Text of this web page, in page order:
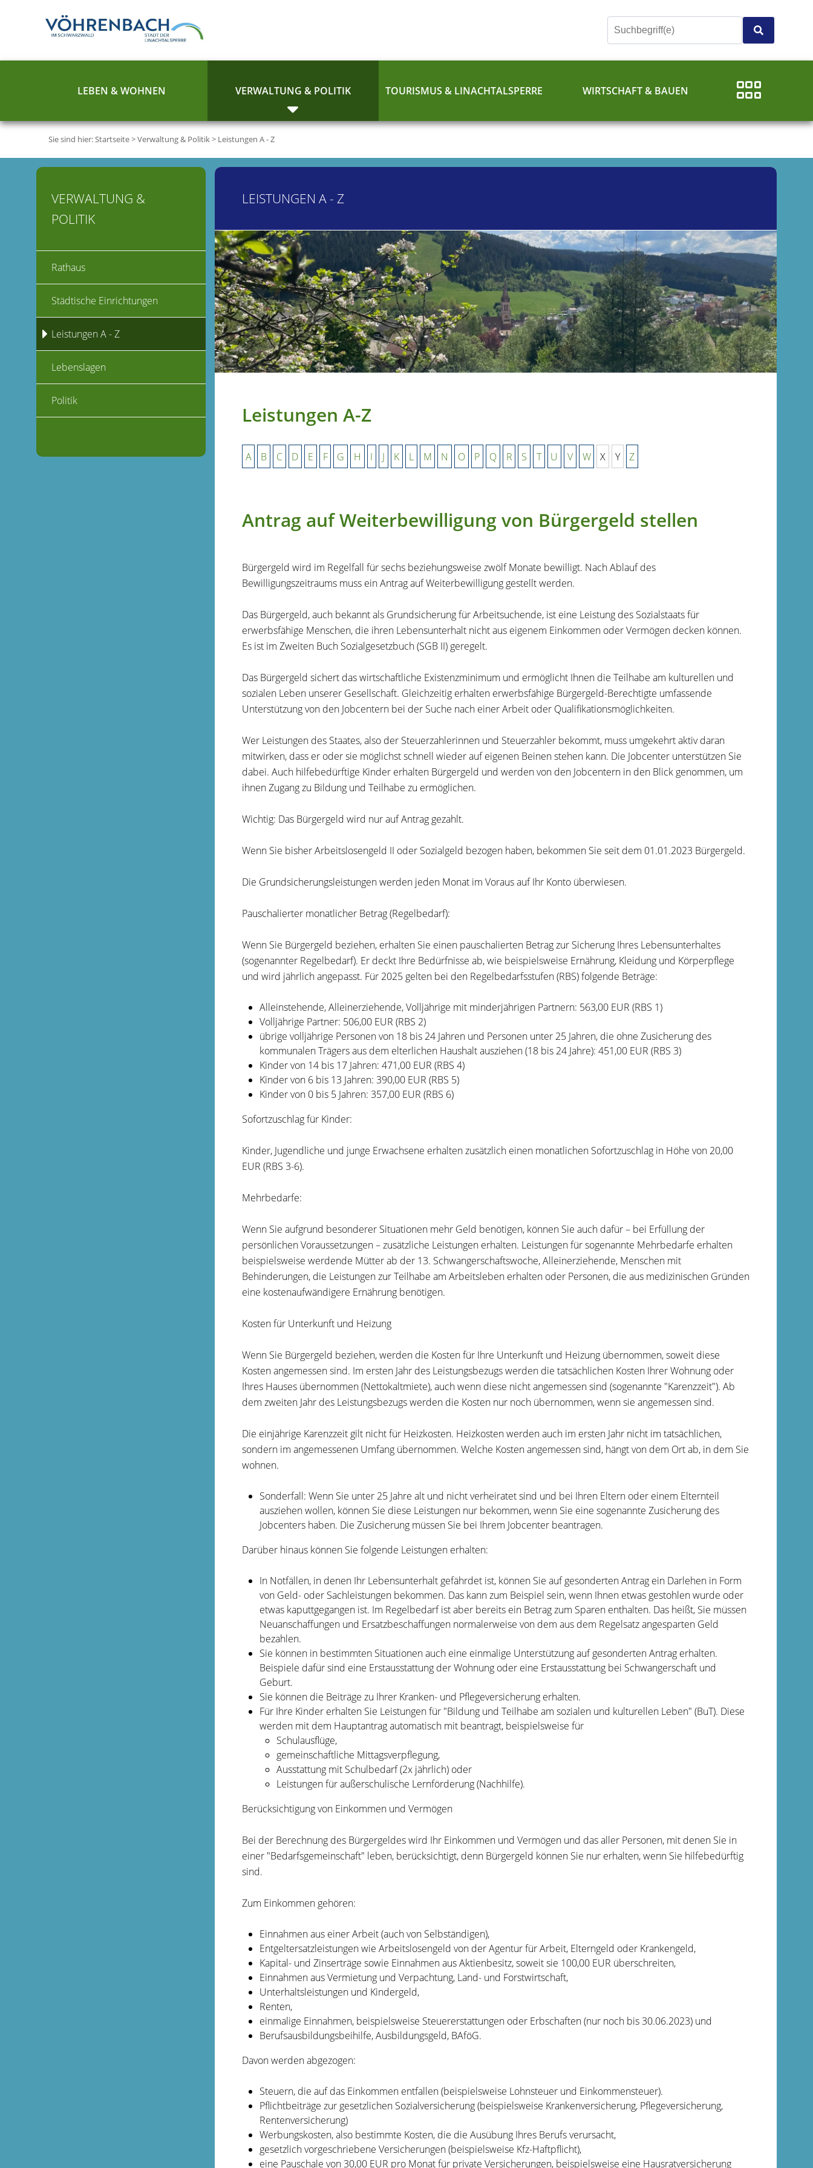
LEBEN & WOHNEN VERWALTUNG & POLITIK TOURISMUS & LINACHTALSPERRE WIRTSCHAFT & BAUEN
Sie sind hier:Startseite>Verwaltung & Politik> Leistungen A - Z
LEISTUNGEN A - Z
Leistungen A-Z
A B C D E F G H I J K L M N O P Q R S T U V W X Y Z
Antrag auf Weiterbewilligung von Bürgergeld stellen
Bürgergeld wird im Regelfall für sechs beziehungsweise zwölf Monate bewilligt. Nach Ablauf des
Bewilligungszeitraums muss ein Antrag auf Weiterbewilligung gestellt werden.
Das Bürgergeld, auch bekannt als Grundsicherung für Arbeitsuchende, ist eine Leistung des Sozialstaats für
erwerbsfähige Menschen, die ihren Lebensunterhalt nicht aus eigenem Einkommen oder Vermögen decken können.
Es ist im Zweiten Buch Sozialgesetzbuch (SGB II) geregelt.
Das Bürgergeld sichert das wirtschaftliche Existenzminimum und ermöglicht Ihnen die Teilhabe am kulturellen und
sozialen Leben unserer Gesellschaft. Gleichzeitig erhalten erwerbsfähige Bürgergeld-Berechtigte umfassende
Unterstützung von den Jobcentern bei der Suche nach einer Arbeit oder Qualifikationsmöglichkeiten.
Wer Leistungen des Staates, also der Steuerzahlerinnen und Steuerzahler bekommt, muss umgekehrt aktiv daran
mitwirken, dass er oder sie möglichst schnell wieder auf eigenen Beinen stehen kann. Die Jobcenter unterstützen Sie
dabei. Auch hilfebedürftige Kinder erhalten Bürgergeld und werden von den Jobcentern in den Blick genommen, um
ihnen Zugang zu Bildung und Teilhabe zu ermöglichen.
Wichtig: Das Bürgergeld wird nur auf Antrag gezahlt.
Wenn Sie bisher Arbeitslosengeld II oder Sozialgeld bezogen haben, bekommen Sie seit dem 01.01.2023 Bürgergeld.
Die Grundsicherungsleistungen werden jeden Monat im Voraus auf Ihr Konto überwiesen.
Pauschalierter monatlicher Betrag (Regelbedarf):
Wenn Sie Bürgergeld beziehen, erhalten Sie einen pauschalierten Betrag zur Sicherung Ihres Lebensunterhaltes
(sogenannter Regelbedarf). Er deckt Ihre Bedürfnisse ab, wie beispielsweise Ernährung, Kleidung und Körperpflege
und wird jährlich angepasst. Für 2025 gelten bei den Regelbedarfsstufen (RBS) folgende Beträge:
Alleinstehende, Alleinerziehende, Volljährige mit minderjährigen Partnern: 563,00 EUR (RBS 1)
Volljährige Partner: 506,00 EUR (RBS 2)
übrige volljährige Personen von 18 bis 24 Jahren und Personen unter 25 Jahren, die ohne Zusicherung des
kommunalen Trägers aus dem elterlichen Haushalt ausziehen (18 bis 24 Jahre): 451,00 EUR (RBS 3)
Kinder von 14 bis 17 Jahren: 471,00 EUR (RBS 4)
Kinder von 6 bis 13 Jahren: 390,00 EUR (RBS 5)
Kinder von 0 bis 5 Jahren: 357,00 EUR (RBS 6)
Sofortzuschlag für Kinder:
Kinder, Jugendliche und junge Erwachsene erhalten zusätzlich einen monatlichen Sofortzuschlag in Höhe von 20,00
EUR (RBS 3-6).
Mehrbedarfe:
Wenn Sie aufgrund besonderer Situationen mehr Geld benötigen, können Sie auch dafür – bei Erfüllung der
persönlichen Voraussetzungen – zusätzliche Leistungen erhalten. Leistungen für sogenannte Mehrbedarfe erhalten
beispielsweise werdende Mütter ab der 13. Schwangerschaftswoche, Alleinerziehende, Menschen mit
Behinderungen, die Leistungen zur Teilhabe am Arbeitsleben erhalten oder Personen, die aus medizinischen Gründen
eine kostenaufwändigere Ernährung benötigen.
Kosten für Unterkunft und Heizung
Wenn Sie Bürgergeld beziehen, werden die Kosten für Ihre Unterkunft und Heizung übernommen, soweit diese
Kosten angemessen sind. Im ersten Jahr des Leistungsbezugs werden die tatsächlichen Kosten Ihrer Wohnung oder
Ihres Hauses übernommen (Nettokaltmiete), auch wenn diese nicht angemessen sind (sogenannte "Karenzzeit"). Ab
dem zweiten Jahr des Leistungsbezugs werden die Kosten nur noch übernommen, wenn sie angemessen sind.
Die einjährige Karenzzeit gilt nicht für Heizkosten. Heizkosten werden auch im ersten Jahr nicht im tatsächlichen,
sondern im angemessenen Umfang übernommen. Welche Kosten angemessen sind, hängt von dem Ort ab, in dem Sie
wohnen.
Sonderfall: Wenn Sie unter 25 Jahre alt und nicht verheiratet sind und bei Ihren Eltern oder einem Elternteil
ausziehen wollen, können Sie diese Leistungen nur bekommen, wenn Sie eine sogenannte Zusicherung des
Jobcenters haben. Die Zusicherung müssen Sie bei Ihrem Jobcenter beantragen.
Darüber hinaus können Sie folgende Leistungen erhalten:
In Notfällen, in denen Ihr Lebensunterhalt gefährdet ist, können Sie auf gesonderten Antrag ein Darlehen in Form
von Geld- oder Sachleistungen bekommen. Das kann zum Beispiel sein, wenn Ihnen etwas gestohlen wurde oder
etwas kaputtgegangen ist. Im Regelbedarf ist aber bereits ein Betrag zum Sparen enthalten. Das heißt, Sie müssen
Neuanschaffungen und Ersatzbeschaffungen normalerweise von dem aus dem Regelsatz angesparten Geld
bezahlen.
Sie können in bestimmten Situationen auch eine einmalige Unterstützung auf gesonderten Antrag erhalten.
Beispiele dafür sind eine Erstausstattung der Wohnung oder eine Erstausstattung bei Schwangerschaft und
Geburt.
Sie können die Beiträge zu Ihrer Kranken- und Pflegeversicherung erhalten.
Für Ihre Kinder erhalten Sie Leistungen für "Bildung und Teilhabe am sozialen und kulturellen Leben" (BuT). Diese
werden mit dem Hauptantrag automatisch mit beantragt, beispielsweise für
Schulausflüge,
gemeinschaftliche Mittagsverpflegung,
Ausstattung mit Schulbedarf (2x jährlich) oder
Leistungen für außerschulische Lernförderung (Nachhilfe).
Berücksichtigung von Einkommen und Vermögen
Bei der Berechnung des Bürgergeldes wird Ihr Einkommen und Vermögen und das aller Personen, mit denen Sie in
einer "Bedarfsgemeinschaft" leben, berücksichtigt, denn Bürgergeld können Sie nur erhalten, wenn Sie hilfebedürftig
sind.
Zum Einkommen gehören:
Einnahmen aus einer Arbeit (auch von Selbständigen),
Entgeltersatzleistungen wie Arbeitslosengeld von der Agentur für Arbeit, Elterngeld oder Krankengeld,
Kapital- und Zinserträge sowie Einnahmen aus Aktienbesitz, soweit sie 100,00 EUR überschreiten,
Einnahmen aus Vermietung und Verpachtung, Land- und Forstwirtschaft,
Unterhaltsleistungen und Kindergeld,
Renten,
einmalige Einnahmen, beispielsweise Steuererstattungen oder Erbschaften (nur noch bis 30.06.2023) und
Berufsausbildungsbeihilfe, Ausbildungsgeld, BAföG.
Davon werden abgezogen:
Steuern, die auf das Einkommen entfallen (beispielsweise Lohnsteuer und Einkommensteuer).
Pflichtbeiträge zur gesetzlichen Sozialversicherung (beispielsweise Krankenversicherung, Pflegeversicherung,
Rentenversicherung)
Werbungskosten, also bestimmte Kosten, die die Ausübung Ihres Berufs verursacht,
gesetzlich vorgeschriebene Versicherungen (beispielsweise Kfz-Haftpflicht),
eine Pauschale von 30,00 EUR pro Monat für private Versicherungen, beispielsweise eine Hausratversicherung
VERWALTUNG &
POLITIK
Rathaus
Städtische Einrichtungen
Leistungen A - Z
Lebenslagen
Politik